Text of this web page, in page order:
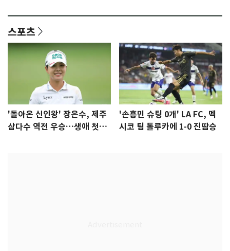
스포츠
'돌아온 신인왕' 장은수, 제주
삼다수 역전 우승…생애 첫승
'손흥민 슈팅 0개' LA FC, 멕
시코 팀 톨루카에 1-0 진땀승